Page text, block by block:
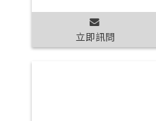
立即訊問